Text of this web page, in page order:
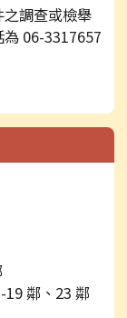
調查或檢舉
06-3317657
19 鄰、23 鄰